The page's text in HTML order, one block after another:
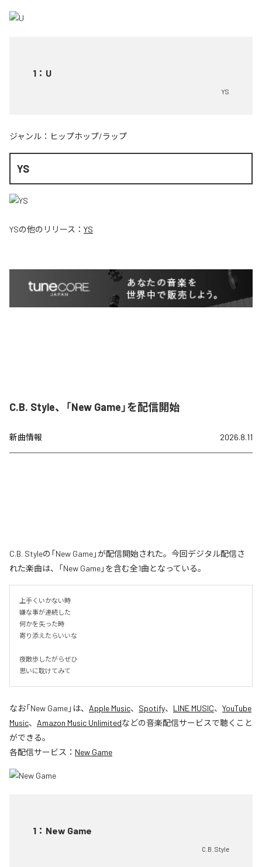
1 ： U
YS
ジャンル： ヒップホップ/ラップ
YS
YSの他のリリース： YS
C.B. Style、「New Game」を配信開始
新曲情報 2026.8.11
C.B. Styleの「New Game」が配信開始された。今回デジタル配信さ
れた楽曲は、「New Game」を含む全1曲となっている。
上手くいかない時
嫌な事が連続した
何かを失った時
寄り添えたらいいな
夜散歩したがらぜひ
思いに耽けてみて
なお「New Game」は、 Apple Music、 Spotify、 LINE MUSIC、 YouTube
Music、 Amazon Music Unlimitedなどの音楽配信サービスで聴くこと
ができる。
各配信サービス： New Game
1 ： New Game
C.B. Style